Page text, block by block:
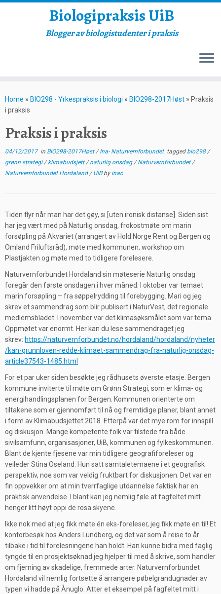
to
content
Biologipraksis UiB
Blogger av biologistudenter i praksis
Home » BIO298 - Yrkespraksis i biologi » BIO298-2017Høst » Praksis
i praksis
Praksis i praksis
04/12/2017in BIO298-2017Høst/Ina- Naturvernforbundet tagged bio298/
grønn strategi/klimabudsjett/naturlig onsdag/Naturvernforbundet/
Naturvernforbundet Hordaland/UiBby inac
Tiden flyr når man har det gøy, si [uten ironisk distanse]. Siden sist
har jeg vært med på Naturlig onsdag, frokostmøte om marin
forsøpling på Akvariet (arrangert av Hold Norge Rent og Bergen og
Omland Friluftsråd), møte med kommunen, workshop om
Plastjakten og møte med to tidligere forelesere.
Naturvernforbundet Hordaland sin møteserie Naturlig onsdag
foregår den første onsdagen i hver måned. I oktober var temaet
marin forsøpling – fra søppelrydding til forebygging. Mari og jeg
skrev et sammendrag som blir publisert i NaturVest, det regionale
medlemsbladet. I november var det klimasøksmålet som var tema.
Oppmøtet var enormt. Her kan du lese sammendraget jeg
skrev: https://naturvernforbundet.no/hordaland/hordaland/nyheter
/kan-grunnloven-redde-klimaet-sammendrag-fra-naturlig-onsdag-
article37543-1485.html
For et par uker siden besøkte jeg rådhusets øverste etasje. Bergen
kommune inviterte til møte om Grønn Strategi, som er klima- og
energihandlingsplanen for Bergen. Kommunen orienterte om
tiltakene som er gjennomført til nå og fremtidige planer, blant annet
i form av Klimabudsjettet 2018. Etterpå var det mye rom for innspill
og diskusjon. Mange kompetente folk var tilstede fra både
sivilsamfunn, organisasjoner, UiB, kommunen og fylkeskommunen.
Blant de kjente fjesene var min tidligere geografiforeleser og
veileder Stina Oseland. Hun satt samtaletemaene i et geografisk
perspektiv, noe som var veldig fruktbart for diskusjonen. Det var en
fin oppvekker om at min tverrfaglige utdannelse faktisk har en
praktisk anvendelse. I blant kan jeg nemlig føle at fagfeltet mitt
henger litt høyt oppi de rosa skyene.
Ikke nok med at jeg fikk møte én eks-foreleser, jeg fikk møte en til! Et
kontorbesøk hos Anders Lundberg, og det var som å reise to år
tilbake i tid til forelesningene han holdt. Han kunne bidra med faglig
tyngde til en prosjektsøknad jeg hjelper til med å skrive, som handler
om fjerning av skadelige, fremmede arter. Naturvernforbundet
Hordaland vil nemlig fortsette å arrangere pøbelgrandugnader av
typen vi hadde på Ånuglo. Atter et eksempel på fagfeltet mitt i